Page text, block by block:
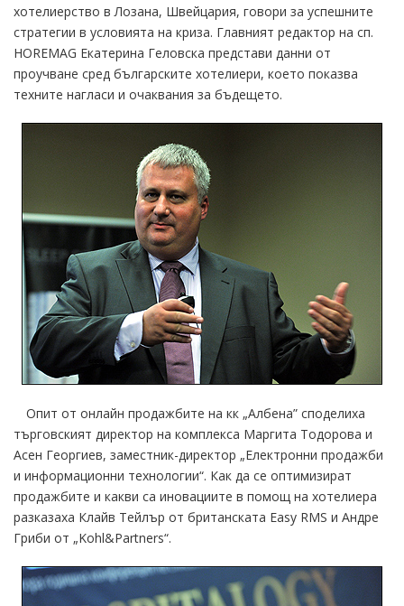
хотелиерство в Лозана, Швейцария, говори за успешните
стратегии в условията на криза. Главният редактор на сп.
HOREMAG Екатерина Геловска представи данни от
проучване сред българските хотелиери, което показва
техните нагласи и очаквания за бъдещето.
Опит от онлайн продажбите на кк „Албена” споделиха
търговският директор на комплекса Маргита Тодорова и
Асен Георгиев, заместник-директор „Електронни продажби
и информационни технологии“. Как да се оптимизират
продажбите и какви са иновациите в помощ на хотелиера
разказаха Клайв Тейлър от британската Easy RMS и Андре
Гриби от „Kоhl&Partners“.